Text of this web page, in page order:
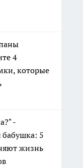
4
которые
-
бабушка: 5
жизнь